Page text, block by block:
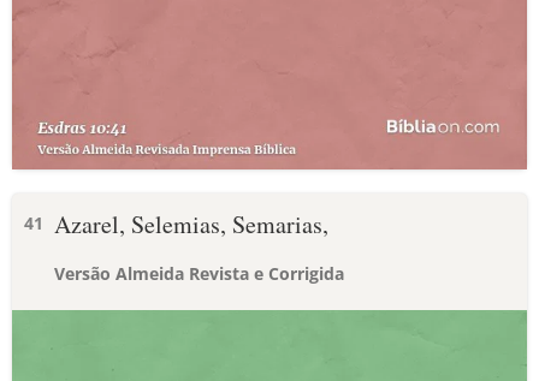
41 Azarel, Selemias, Semarias,
Versão Almeida Revista e Corrigida